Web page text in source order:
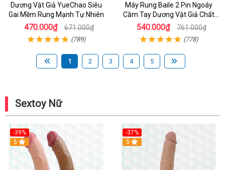
Dương Vật Giả YueChao Siêu
Gai Mềm Rung Mạnh Tự Nhiên
470.000₫ 671.000₫
(789)
Máy Rung Baile 2 Pin Ngoáy
Cầm Tay Dương Vật Giả Chất
Lượng
540.000₫ 761.000₫
(778)
1 2 3 4 5
Sextoy Nữ
-39%
Hot
5
-37%
5